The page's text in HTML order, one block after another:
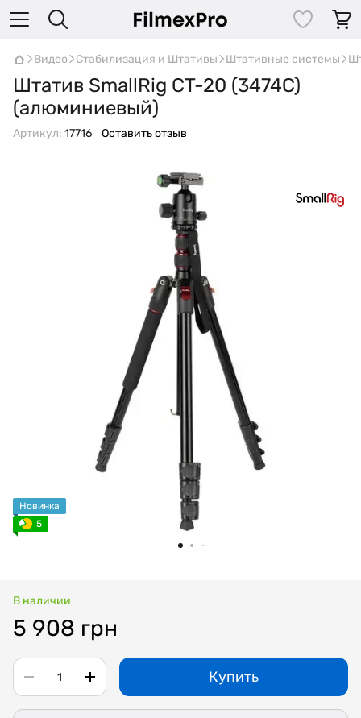
Видео Стабилизация и Штативы Штативные системы
Штатив SmallRig CT-20 (3474C)
(алюминиевый)
Артикул: 17716 Оставить отзыв
Новинка
5
В наличии
5 908 грн
Купить